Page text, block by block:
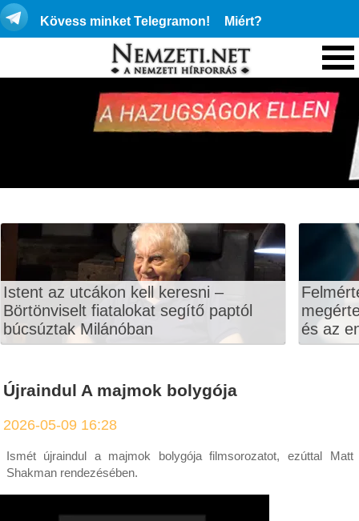
Kövess minket Telegramon! Miért?
Istent az utcákon kell keresni –
Börtönviselt fiatalokat segítő paptól
búcsúztak Milánóban
és az
Újraindul A majmok bolygója
2026-05-09 16:28
Ismét újraindul a majmok bolygója filmsorozatot, ezúttal Matt
Shakman rendezésében.